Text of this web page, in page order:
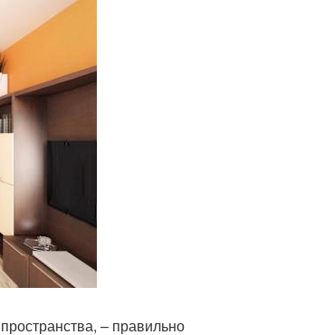
– правильно